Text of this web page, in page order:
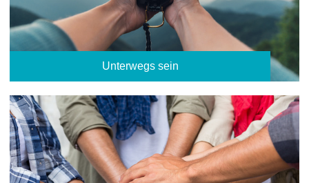
Unterwegs sein